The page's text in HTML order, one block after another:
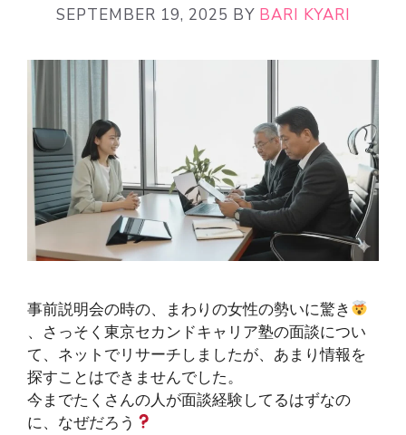
SEPTEMBER 19, 2025 BY BARI KYARI
事前説明会の時の、まわりの女性の勢いに驚き
、さっそく東京セカンドキャリア塾の面談につい
て、ネットでリサーチしましたが、あまり情報を
探すことはできませんでした。
今までたくさんの人が面談経験してるはずなの
に、なぜだろう